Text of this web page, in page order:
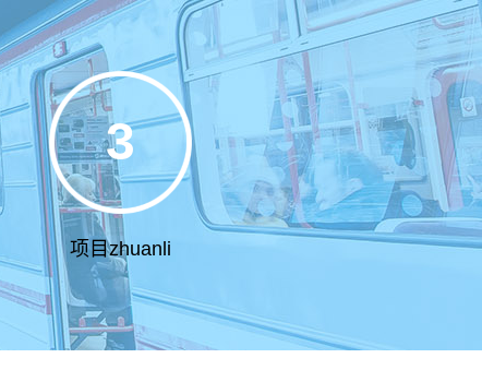
3
项目zhuanli